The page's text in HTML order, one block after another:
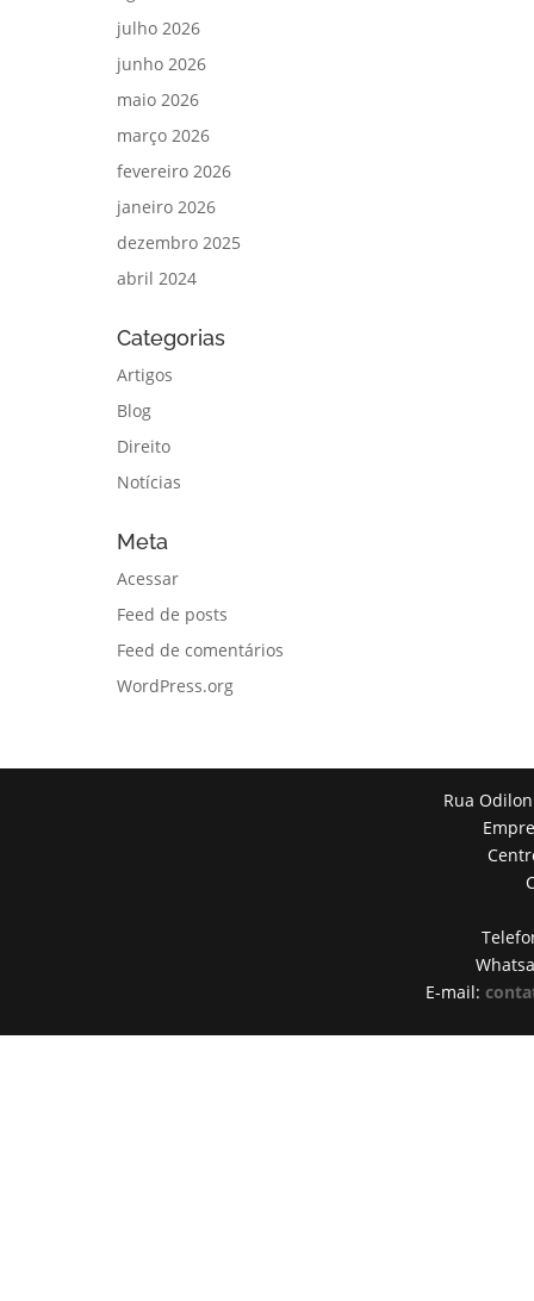
julho 2026
junho 2026
maio 2026
março 2026
fevereiro 2026
janeiro 2026
dezembro 2025
abril 2024
Categorias
Artigos
Blog
Direito
Notícias
Meta
Acessar
Feed de posts
Feed de comentários
WordPress.org
Rua
E-mail: